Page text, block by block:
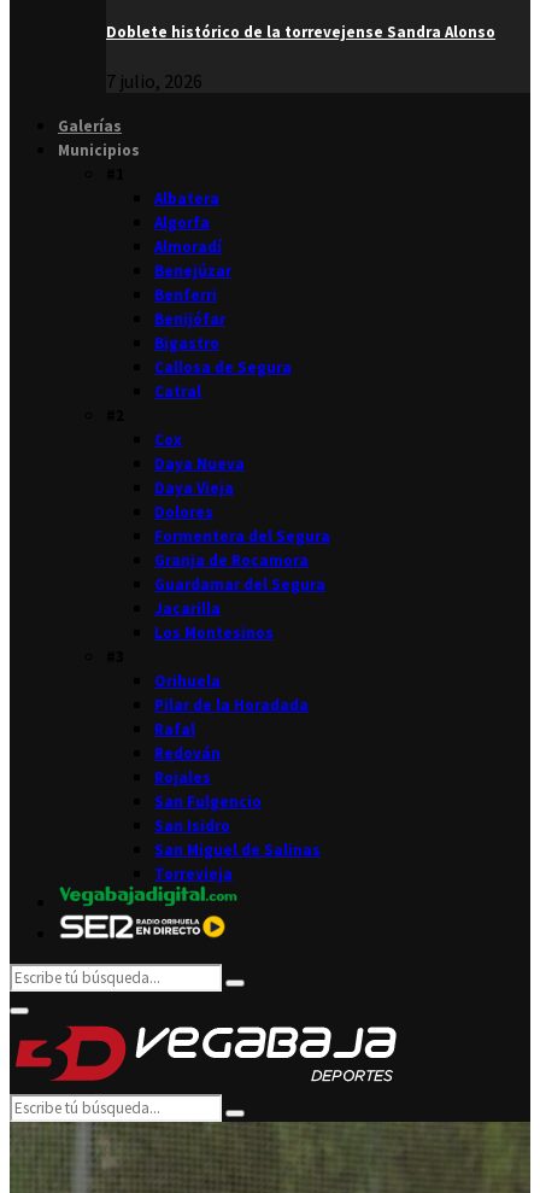
Doblete histórico de la torrevejense Sandra Alonso
7 julio, 2026
Galerías
Municipios
Albatera
Algorfa
Almoradí
Benejúzar
Benferri
Benijófar
Bigastro
Callosa de Segura
Catral
Cox
Daya Nueva
Daya Vieja
Dolores
Formentera del Segura
Granja de Rocamora
Guardamar del Segura
Jacarilla
Los Montesinos
Orihuela
Pilar de la Horadada
Rafal
Redován
Rojales
San Fulgencio
San Isidro
San Miguel de Salinas
Torrevieja
Search
for:
Search
Primary
Menu
Search
for:
Search